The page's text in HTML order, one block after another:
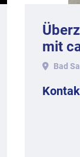
mit
ohne
Bad